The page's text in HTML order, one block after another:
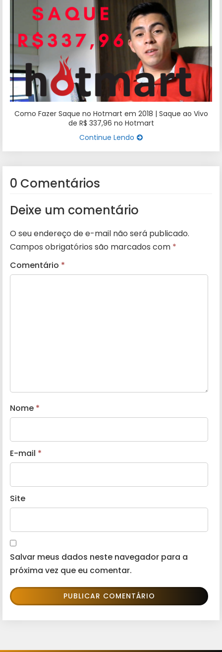
Como Fazer Saque no Hotmart em 2018 | Saque ao Vivo
de R$ 337,96 no Hotmart
Continue Lendo
0 Comentários
Deixe um comentário
O seu endereço de e-mail não será publicado.
Campos obrigatórios são marcados com *
Comentário *
Nome *
E-mail *
Site
Salvar meus dados neste navegador para a
próxima vez que eu comentar.